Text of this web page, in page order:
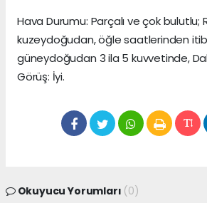
Hava Durumu: Parçalı ve çok bulutlu;
kuzeydoğudan, öğle saatlerinden
güneydoğudan 3 ila 5 kuvvetinde,
Görüş: İyi.
Okuyucu Yorumları (0)